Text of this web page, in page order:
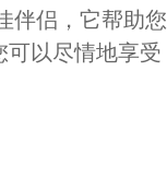
伴侣，它帮助您
以尽情地享受